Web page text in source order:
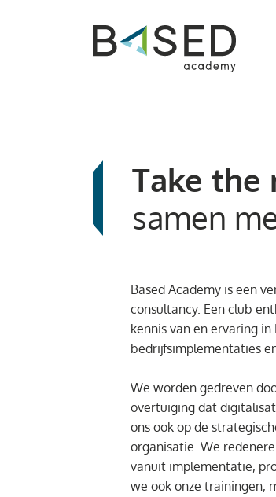
Take the
samen
Based Academy is een
consultancy. Een club
kennis van en ervaring
bedrijfsimplementaties
We worden gedreven
overtuiging dat
ons ook op de
organisatie. We
vanuit implementatie,
we ook onze trainingen,